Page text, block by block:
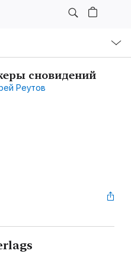
сновидений
Реутов